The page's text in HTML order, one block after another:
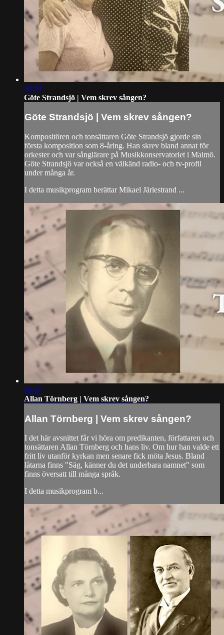
30:44
Göte Strandsjö | Vem skrev sången?
Göte Strandsjö | Vem skrev sången?
Kompositören och tonsättaren Göte Strandsjö gjorde sin
första komposition som 8-åring. Han skrev bland annat för
orkester och var sånglärare på Musikkonservatoriet i Malmö.
Göte Strandsjö var också en välkänd radio- och tv-profil
under många år.
I detta musikprogram berättar Mikael Järlestrand ...
26:37
Allan Törnberg | Vem skrev sången?
Allan Törnberg | Vem skrev sången?
I det här avsnittet får vi höra om predikanten, författaren och
tonsättaren Allan Törnberg och hans liv. Om hur han valde ett
fritt liv utanför kyrkan men senare fick möta Jesus. Bland
låtarna finns "Säg, känner du det underbara namnet" som
finns översatt till många språk.
I detta musikprogram b...